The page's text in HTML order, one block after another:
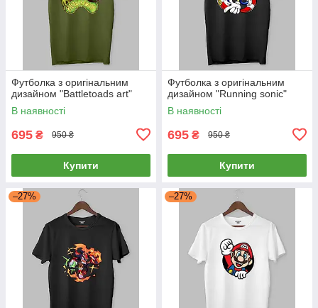
Футболка з оригінальним
дизайном "Battletoads art"
В наявності
695 ₴ 950 ₴
Купити
Футболка з оригінальним
дизайном "Running sonic"
В наявності
695 ₴ 950 ₴
Купити
–27% –27%